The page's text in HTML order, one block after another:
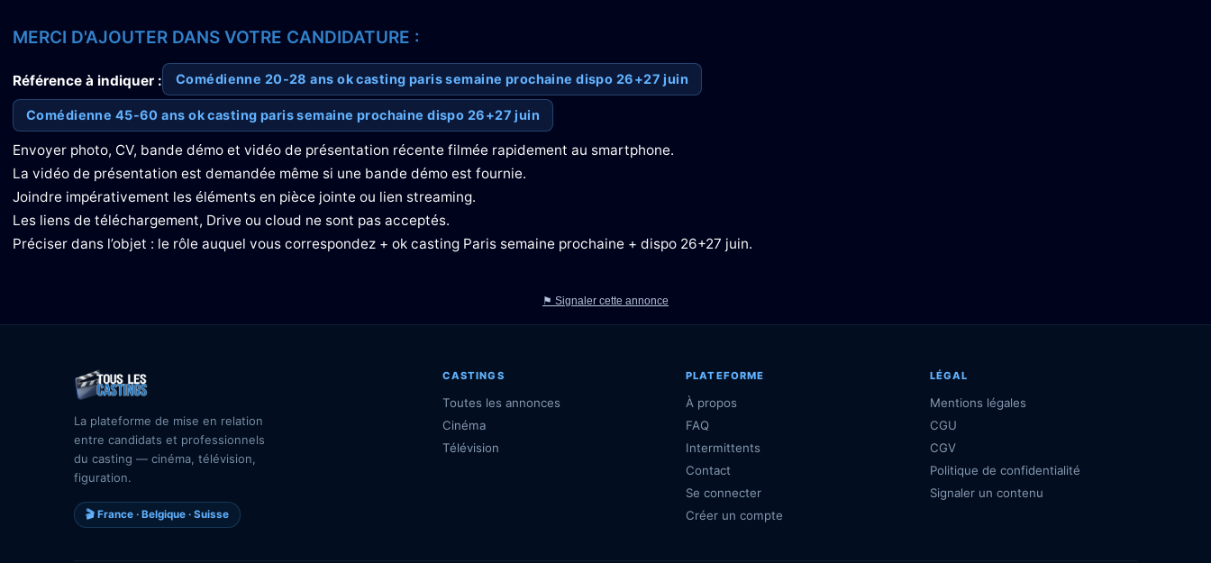
MERCI D'AJOUTER DANS VOTRE CANDIDATURE :
Référence à indiquer : Comédienne 20-28 ans ok casting paris semaine prochaine dispo 26+27 juin
Comédienne 45-60 ans ok casting paris semaine prochaine dispo 26+27 juin
Envoyer photo, CV, bande démo et vidéo de présentation récente filmée rapidement au smartphone.
La vidéo de présentation est demandée même si une bande démo est fournie.
Joindre impérativement les éléments en pièce jointe ou lien streaming.
Les liens de téléchargement, Drive ou cloud ne sont pas acceptés.
Préciser dans l’objet : le rôle auquel vous correspondez + ok casting Paris semaine prochaine + dispo 26+27 juin.
⚑ Signaler cette annonce
La plateforme de mise en relation
entre candidats et professionnels
du casting — cinéma, télévision,
figuration.
🎬 France · Belgique · Suisse
CASTINGS
Toutes les annonces
Cinéma
Télévision
PLATEFORME
À propos
FAQ
Intermittents
Contact
Se connecter
Créer un compte
LÉGAL
Mentions légales
CGU
CGV
Politique de confidentialité
Signaler un contenu